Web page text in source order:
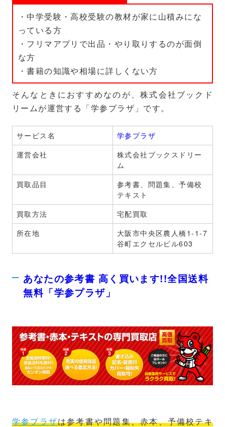
・中学受験・高校受験の教材が家に山積みにな
っている方
・フリマアプリで出品・やり取りするのが面倒
な方
・書籍の知識や相場に詳しくない方
そんなときにおすすめなのが、株式会社ブックド
リームが運営する「学参プラザ」です。
サービス名
学参プラザ
運営会社
株式会社ブックスドリー
ム
買取品目
参考書、問題集、予備校
テキスト
買取方法
宅配買取
所在地
大阪市中央区農人橋1-1-7
谷町エクセルビル603
あなたの参考書 高く買います!!全国送料
無料「学参プラザ」
学参プラザは参考書や問題集、赤本、予備校テキ